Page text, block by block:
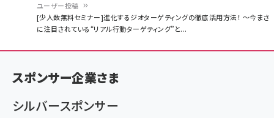
く
ず
ユーザー投稿
[少人数無料セミナー]進化するジオターゲティングの徹底活用方法！ ～今まさ
に注目されている“リアル行動ターゲティング”と...
スポンサー企業さま
シルバースポンサー